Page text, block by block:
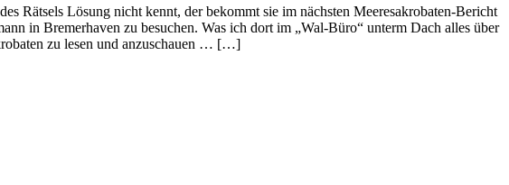
Rätsels Lösung nicht kennt, der bekommt sie im nächsten Meeresakrobaten-Bericht
in Bremerhaven zu besuchen. Was ich dort im „Wal-Büro“ unterm Dach alles über
zu lesen und anzuschauen … […]